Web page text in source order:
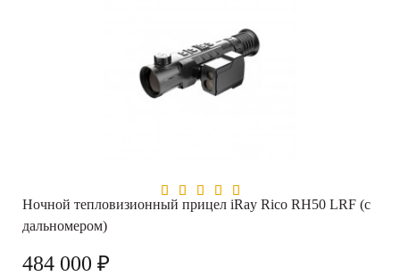
Ночной тепловизионный прицел iRay Rico RH50 LRF (с
дальномером)
484 000 ₽